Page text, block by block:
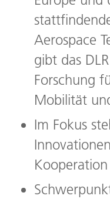
Aerospace
gibt das
Forschung
Mobilität
Im Fokus